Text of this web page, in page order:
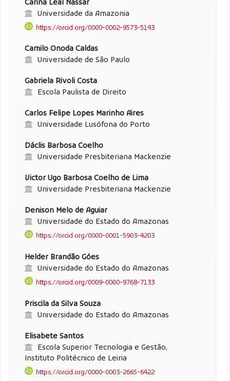
Carina Leal Nassar
Universidade da Amazonia
https://orcid.org/0000-0002-9573-5143
Camilo Onoda Caldas
Universidade de São Paulo
Gabriela Rivoli Costa
Escola Paulista de Direito
Carlos Felipe Lopes Marinho Aires
Universidade Lusófona do Porto
Dáclis Barbosa Coelho
Universidade Presbiteriana Mackenzie
Victor Ugo Barbosa Coelho de Lima
Universidade Presbiteriana Mackenzie
Denison Melo de Aguiar
Universidade do Estado do Amazonas
https://orcid.org/0000-0001-5903-4203
Helder Brandão Góes
Universidade do Estado do Amazonas
https://orcid.org/0009-0000-9768-7133
Priscila da Silva Souza
Universidade do Estado do Amazonas
Elisabete Santos
Escola Superior Tecnologia e Gestão,
Instituto Politécnico de Leiria
https://orcid.org/0000-0003-2665-6422